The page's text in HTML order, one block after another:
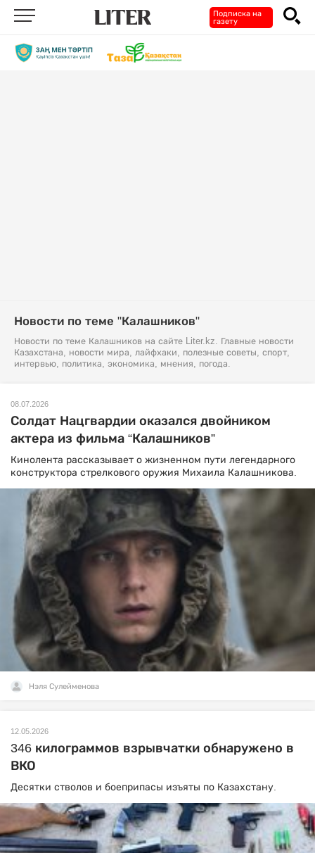
Подписка на
газету
Новости по теме "Калашников"
Новости по теме Калашников на сайте Liter.kz. Главные новости
Казахстана, новости мира, лайфхаки, полезные советы, спорт,
интервью, политика, экономика, мнения, погода.
08.07.2026
Солдат Нацгвардии оказался двойником
актера из фильма “Калашников”
Кинолента рассказывает о жизненном пути легендарного
конструктора стрелкового оружия Михаила Калашникова.
Нэля Сулейменова
12.05.2026
346 килограммов взрывчатки обнаружено в
ВКО
Десятки стволов и боеприпасы изъяты по Казахстану.